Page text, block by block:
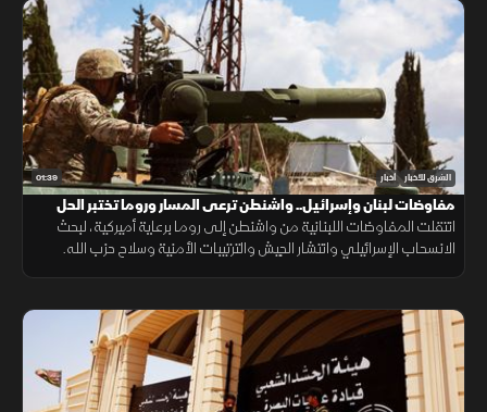
01:39 الشرق للأخبار أخبار
مفاوضات لبنان وإسرائيل.. واشنطن ترعى المسار وروما تختبر الحل
انتقلت المفاوضات اللبنانية من واشنطن إلى روما برعاية أميركية، لبحث
الانسحاب الإسرائيلي وانتشار الجيش والترتيبات الأمنية وسلاح حزب الله.